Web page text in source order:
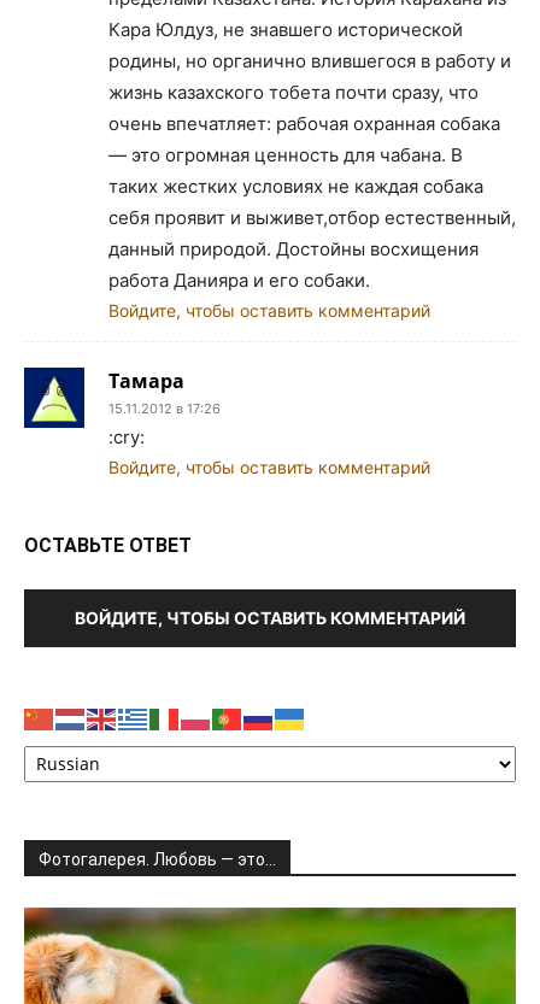
Кара Юлдуз, не знавшего исторической
родины, но органично влившегося в работу и
жизнь казахского тобета почти сразу, что
очень впечатляет: рабочая охранная собака
— это огромная ценность для чабана. В
таких жестких условиях не каждая собака
себя проявит и выживет,отбор естественный,
данный природой. Достойны восхищения
работа Данияра и его собаки.
Войдите, чтобы оставить комментарий
Тамара
15.11.2012 в 17:26
:cry:
Войдите, чтобы оставить комментарий
ОСТАВЬТЕ ОТВЕТ
ВОЙДИТЕ, ЧТОБЫ ОСТАВИТЬ КОММЕНТАРИЙ
Фотогалерея. Любовь — это…